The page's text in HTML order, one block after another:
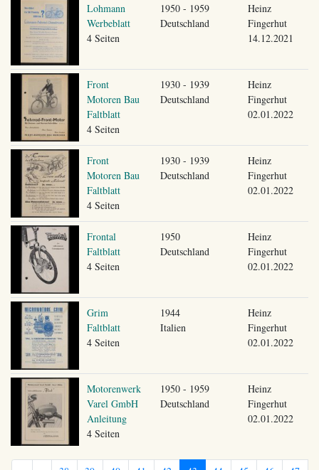
Lohmann
Werbeblatt
4 Seiten
1950 - 1959
Deutschland
Heinz
Fingerhut
14.12.2021
Front
Motoren Bau
Faltblatt
4 Seiten
1930 - 1939
Deutschland
Heinz
Fingerhut
02.01.2022
Front
Motoren Bau
Faltblatt
4 Seiten
1930 - 1939
Deutschland
Heinz
Fingerhut
02.01.2022
Frontal
Faltblatt
4 Seiten
1950
Deutschland
Heinz
Fingerhut
02.01.2022
Grim
Faltblatt
4 Seiten
1944
Italien
Heinz
Fingerhut
02.01.2022
Motorenwerk
Varel GmbH
Anleitung
4 Seiten
1950 - 1959
Deutschland
Heinz
Fingerhut
02.01.2022